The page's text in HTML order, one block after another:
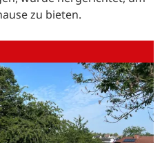
zu bieten.